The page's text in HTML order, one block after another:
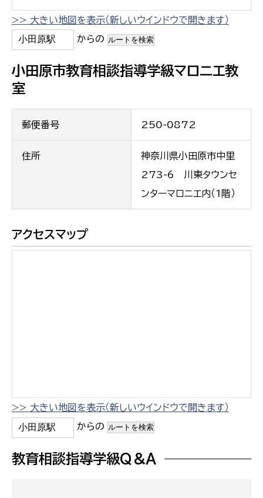
>> 大きい地図を表示（新しいウインドウで開きます）
からの
小田原市教育相談指導学級マロニエ教
室
郵便番号 250-0872
住所
神奈川県小田原市中里
273-6 川東タウンセ
ンターマロニエ内（1階）
アクセスマップ
>> 大きい地図を表示（新しいウインドウで開きます）
からの
教育相談指導学級Q＆A